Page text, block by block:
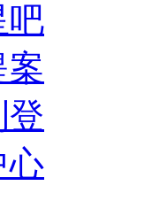
吧
案
登
心